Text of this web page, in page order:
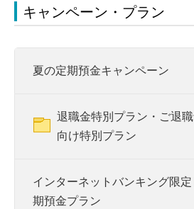
キャンペーン・プラン
夏の定期預金キャンペーン
退職金特別プラン・ご退
向け特別プラン
インターネットバンキング限
期預金プラン